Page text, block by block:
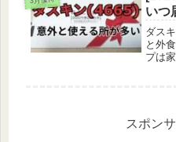
ね！
いつ
ダス
と外
プは
スポン